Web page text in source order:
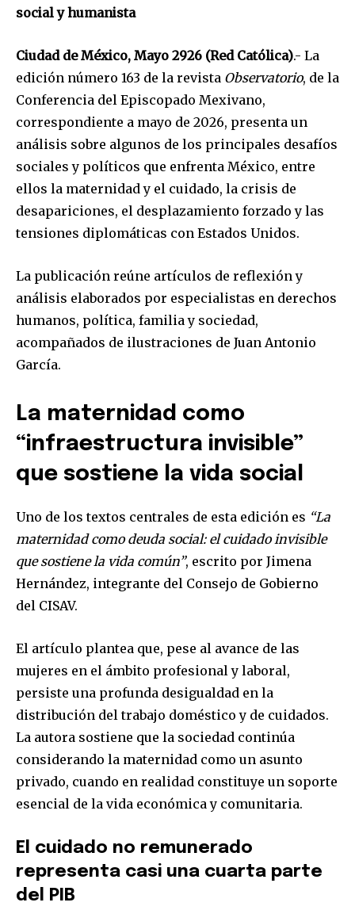
social y humanista
Ciudad de México, Mayo 2926 (Red Católica).- La
edición número 163 de la revista Observatorio, de la
Conferencia del Episcopado Mexivano,
correspondiente a mayo de 2026, presenta un
análisis sobre algunos de los principales desafíos
sociales y políticos que enfrenta México, entre
ellos la maternidad y el cuidado, la crisis de
desapariciones, el desplazamiento forzado y las
tensiones diplomáticas con Estados Unidos.
La publicación reúne artículos de reflexión y
análisis elaborados por especialistas en derechos
humanos, política, familia y sociedad,
acompañados de ilustraciones de Juan Antonio
García.
La maternidad como
“infraestructura invisible”
que sostiene la vida social
Uno de los textos centrales de esta edición es “La
maternidad como deuda social: el cuidado invisible
que sostiene la vida común”, escrito por Jimena
Hernández, integrante del Consejo de Gobierno
del CISAV.
El artículo plantea que, pese al avance de las
mujeres en el ámbito profesional y laboral,
persiste una profunda desigualdad en la
distribución del trabajo doméstico y de cuidados.
La autora sostiene que la sociedad continúa
considerando la maternidad como un asunto
privado, cuando en realidad constituye un soporte
esencial de la vida económica y comunitaria.
El cuidado no remunerado
representa casi una cuarta parte
del PIB